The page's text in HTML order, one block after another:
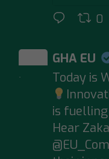
0
;
GHA EU
Today is
is
Hear